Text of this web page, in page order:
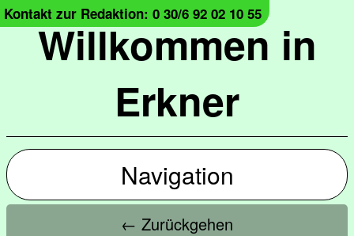
Willkommen in
Erkner
Kontakt zur Redaktion: 0 30/6 92 02 10 55
Navigation
← Zurückgehen